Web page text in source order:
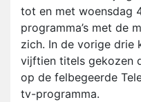
tot en met woensdag
programma’s met de
zich. In de vorige drie
vijftien titels gekozen
op de felbegeerde
tv-programma.